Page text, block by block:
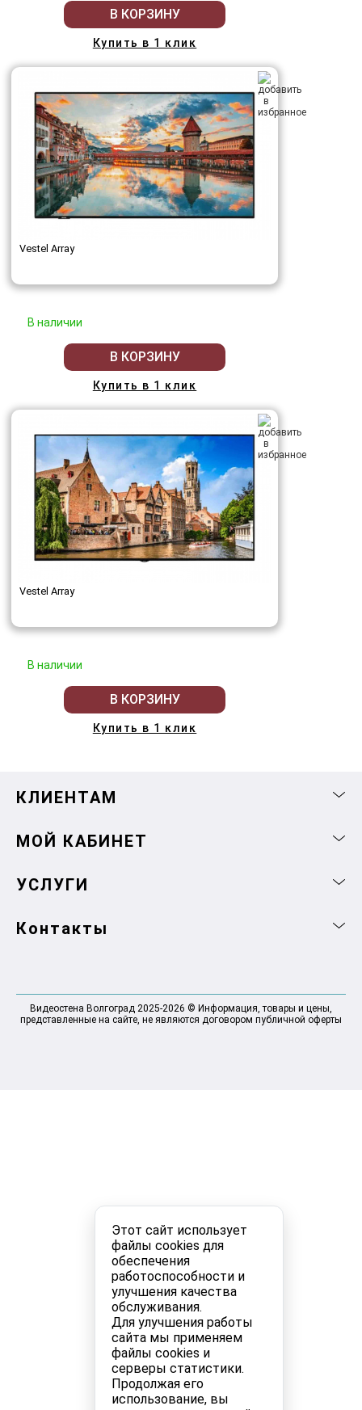
Этот сайт использует
файлы cookies для
обеспечения
работоспособности и
улучшения качества
обслуживания.
Для улучшения работы
сайта мы применяем
файлы cookies и
серверы статистики.
Продолжая его
использование, вы
В КОРЗИНУ
Купить в 1 клик
Vestel Array
В наличии
В КОРЗИНУ
Купить в 1 клик
Vestel Array
В наличии
В КОРЗИНУ
Купить в 1 клик
КЛИЕНТАМ
МОЙ КАБИНЕТ
УСЛУГИ
Контакты
Видеостена Волгоград 2025-2026 © Информация, товары и цены,
представленные на сайте, не являются договором публичной оферты